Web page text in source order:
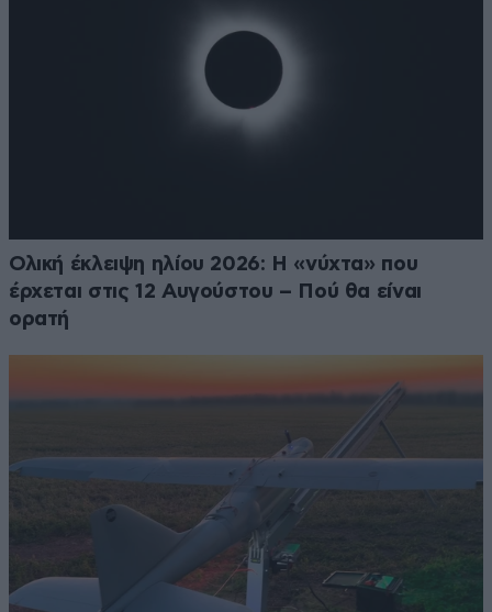
Ολική έκλειψη ηλίου 2026: Η «νύχτα» που
έρχεται στις 12 Αυγούστου – Πού θα είναι
ορατή